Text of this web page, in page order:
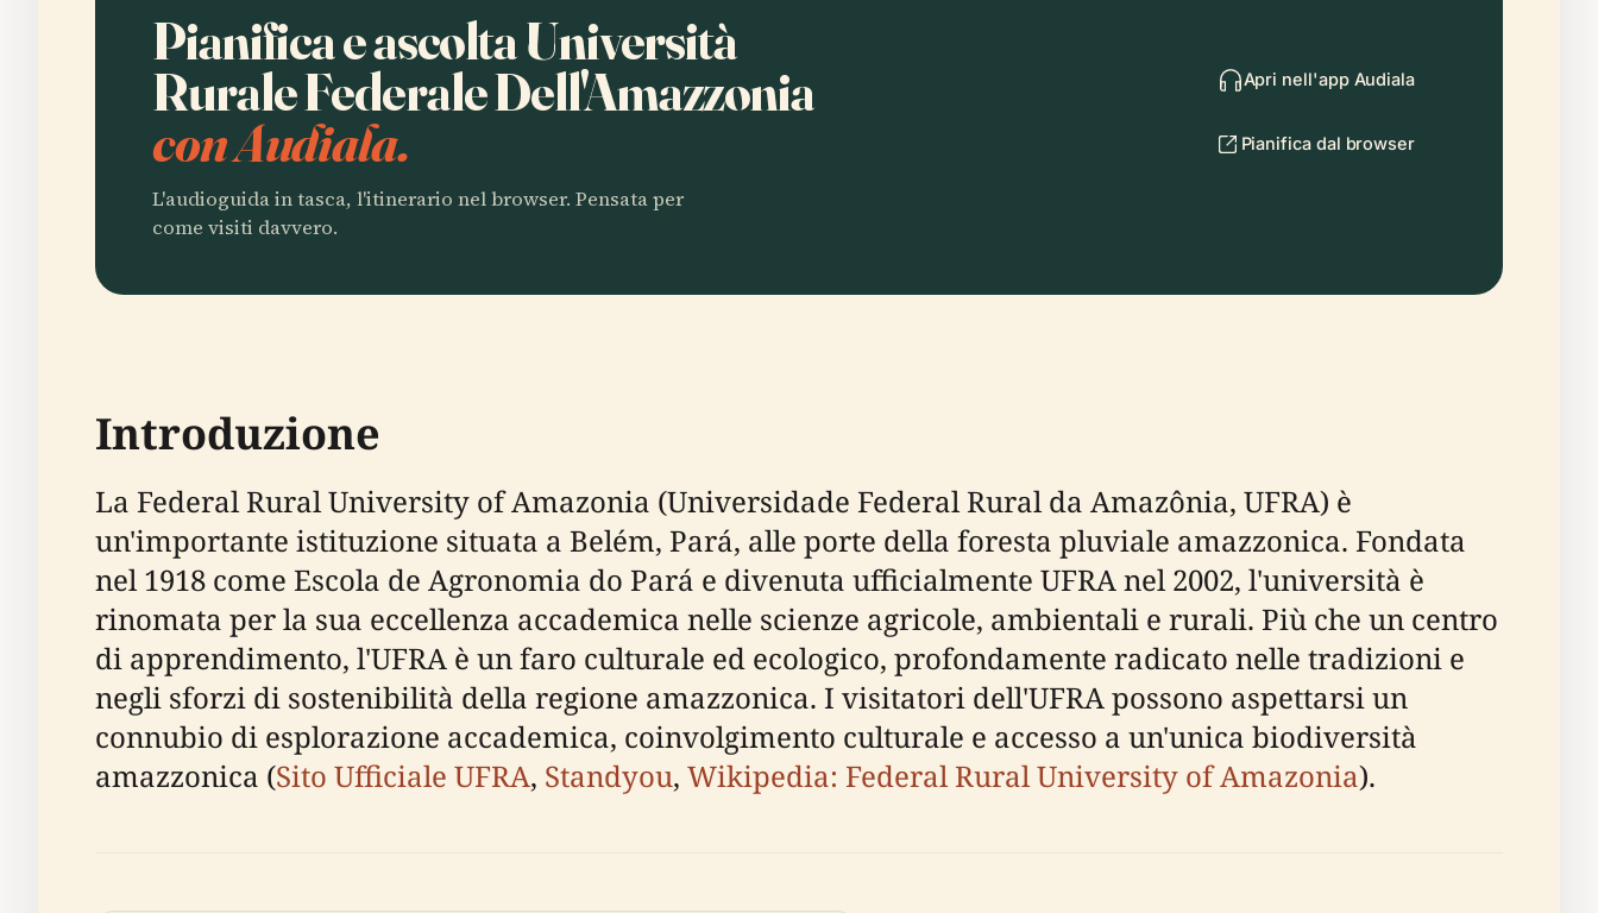
Pianifica e ascolta Università
Rurale Federale Dell'Amazzonia
con Audiala.
L'audioguida in tasca, l'itinerario nel browser. Pensata per
come visiti davvero.
Apri nell'app Audiala
Pianifica dal browser
Introduzione
La Federal Rural University of Amazonia (Universidade Federal Rural da Amazônia, UFRA) è
un'importante istituzione situata a Belém, Pará, alle porte della foresta pluviale amazzonica. Fondata
nel 1918 come Escola de Agronomia do Pará e divenuta ufficialmente UFRA nel 2002, l'università è
rinomata per la sua eccellenza accademica nelle scienze agricole, ambientali e rurali. Più che un centro
di apprendimento, l'UFRA è un faro culturale ed ecologico, profondamente radicato nelle tradizioni e
negli sforzi di sostenibilità della regione amazzonica. I visitatori dell'UFRA possono aspettarsi un
connubio di esplorazione accademica, coinvolgimento culturale e accesso a un'unica biodiversità
amazzonica (Sito Ufficiale UFRA, Standyou, Wikipedia: Federal Rural University of Amazonia).